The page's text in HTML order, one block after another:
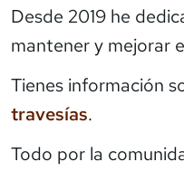
Desde 2019 he
mantener y mejorar
Tienes información
travesías.
Todo por la